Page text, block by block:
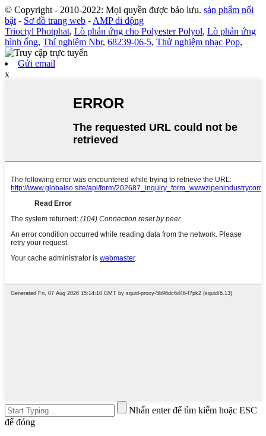
© Copyright - 2010-2022: Mọi quyền được bảo lưu. sản phẩm nổi
bật - Sơ đồ trang web - AMP di động
Trioctyl Photphat, Lò phản ứng cho Polyester Polyol, Lò phản ứng
hình ống, Thí nghiệm Nbr, 68239-06-5, Thử nghiệm nhạc Pop,
Gửi email
x
Nhấn enter để tìm kiếm hoặc ESC
để đóng